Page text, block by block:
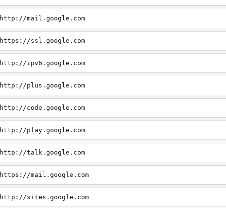
http://mail.google.com
https://ssl.google.com
http://ipv6.google.com
http://plus.google.com
http://code.google.com
http://play.google.com
http://talk.google.com
https://mail.google.com
http://sites.google.com